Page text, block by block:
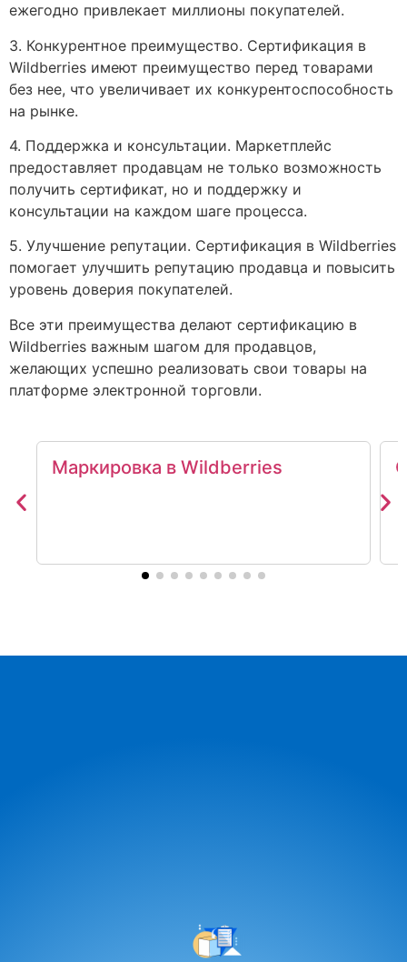
ежегодно привлекает миллионы покупателей.
3. Конкурентное преимущество. Сертификация в
Wildberries имеют преимущество перед товарами
без нее, что увеличивает их конкурентоспособность
на рынке.
4. Поддержка и консультации. Маркетплейс
предоставляет продавцам не только возможность
получить сертификат, но и поддержку и
консультации на каждом шаге процесса.
5. Улучшение репутации. Сертификация в Wildberries
помогает улучшить репутацию продавца и повысить
уровень доверия покупателей.
Все эти преимущества делают сертификацию в
Wildberries важным шагом для продавцов,
желающих успешно реализовать свои товары на
платформе электронной торговли.
Маркировка в Wildberries